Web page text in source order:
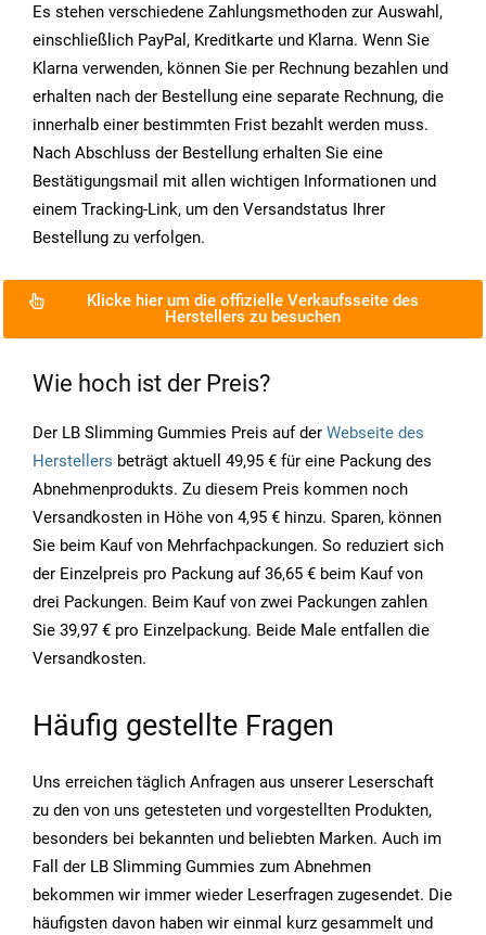
Es stehen verschiedene Zahlungsmethoden zur Auswahl,
einschließlich PayPal, Kreditkarte und Klarna. Wenn Sie
Klarna verwenden, können Sie per Rechnung bezahlen und
erhalten nach der Bestellung eine separate Rechnung, die
innerhalb einer bestimmten Frist bezahlt werden muss.
Nach Abschluss der Bestellung erhalten Sie eine
Bestätigungsmail mit allen wichtigen Informationen und
einem Tracking-Link, um den Versandstatus Ihrer
Bestellung zu verfolgen.
Klicke hier um die offizielle Verkaufsseite des
Herstellers zu besuchen
Wie hoch ist der Preis?
Der LB Slimming Gummies Preis auf der Webseite des
Herstellers beträgt aktuell 49,95 € für eine Packung des
Abnehmenprodukts. Zu diesem Preis kommen noch
Versandkosten in Höhe von 4,95 € hinzu. Sparen, können
Sie beim Kauf von Mehrfachpackungen. So reduziert sich
der Einzelpreis pro Packung auf 36,65 € beim Kauf von
drei Packungen. Beim Kauf von zwei Packungen zahlen
Sie 39,97 € pro Einzelpackung. Beide Male entfallen die
Versandkosten.
Häufig gestellte Fragen
Uns erreichen täglich Anfragen aus unserer Leserschaft
zu den von uns getesteten und vorgestellten Produkten,
besonders bei bekannten und beliebten Marken. Auch im
Fall der LB Slimming Gummies zum Abnehmen
bekommen wir immer wieder Leserfragen zugesendet. Die
häufigsten davon haben wir einmal kurz gesammelt und